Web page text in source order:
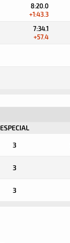
8:20.0
+1:43.3
7:34.1
+57.4
ESPECIAL
3
3
3